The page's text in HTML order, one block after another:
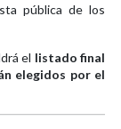
pública de los
el listado final
elegidos por el